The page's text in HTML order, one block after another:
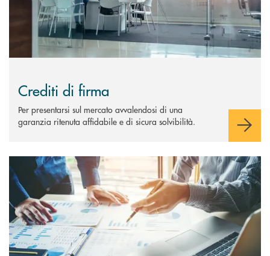
Crediti di firma
Per presentarsi sul mercato avvalendosi di una
garanzia ritenuta affidabile e di sicura solvibilità.
Scopri di più Finanza Strutturata